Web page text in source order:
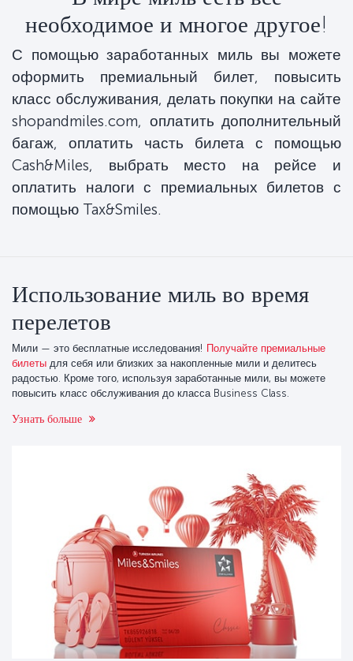
необходимое и многое другое!
С помощью заработанных миль вы можете
оформить премиальный билет, повысить
класс обслуживания, делать покупки на сайте
shopandmiles.com, оплатить дополнительный
багаж, оплатить часть билета с помощью
Cash&Miles, выбрать место на рейсе и
оплатить налоги с премиальных билетов с
помощью Tax&Smiles.
Использование миль во время
перелетов
Мили — это бесплатные исследования! Получайте премиальные
билеты для себя или близких за накопленные мили и делитесь
радостью. Кроме того, используя заработанные мили, вы можете
повысить класс обслуживания до класса Business Class.
Узнать больше